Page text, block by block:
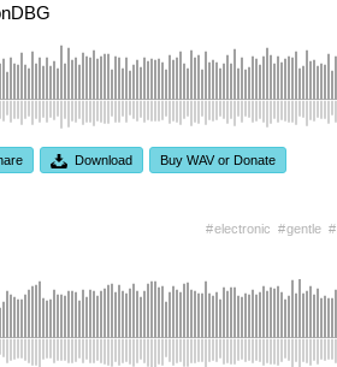
Download Buy WAV or Donate
electronic gentle